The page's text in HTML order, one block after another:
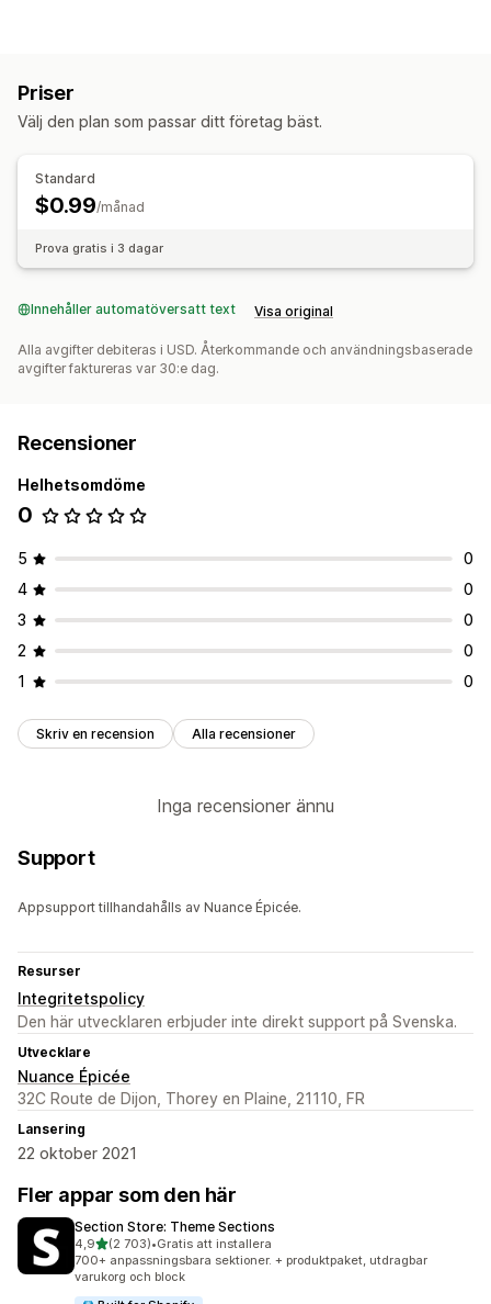
Priser
Välj den plan som passar ditt företag bäst.
Standard
$0.99/månad
Prova gratis i 3 dagar
Innehåller automatöversatt text Visa original
Alla avgifter debiteras i USD. Återkommande och användningsbaserade
avgifter faktureras var 30:e dag.
Recensioner
Helhetsomdöme
0
5
0
4
0
3
0
2
0
1
0
Skriv en recension Alla recensioner
Inga recensioner ännu
Support
Appsupport tillhandahålls av Nuance Épicée.
Resurser
Integritetspolicy
Den här utvecklaren erbjuder inte direkt support på Svenska.
Utvecklare
Nuance Épicée
32C Route de Dijon, Thorey en Plaine, 21110, FR
Lansering
22 oktober 2021
Fler appar som den här
Section Store: Theme Sections
4,9av 5 stjärnor
(2 703)
2703 recensioner totalt
•Gratis att installera
700+ anpassningsbara sektioner. + produktpaket, utdragbar
varukorg och block